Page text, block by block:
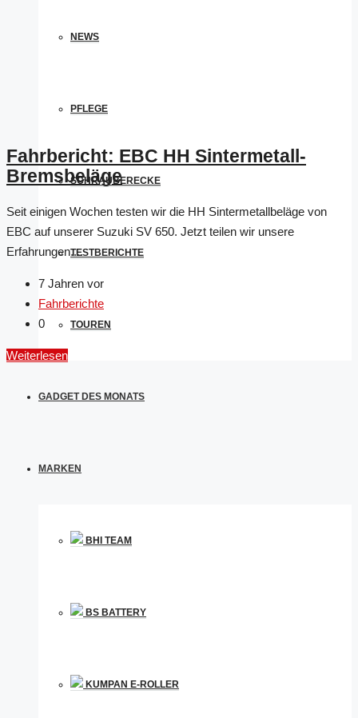
NEWS
PFLEGE
SCHRAUBERECKE
TESTBERICHTE
TOUREN
GADGET DES MONATS
MARKEN
BHI TEAM
BS BATTERY
KUMPAN E-ROLLER
Fahrbericht: EBC HH Sintermetall-
Bremsbeläge
Seit einigen Wochen testen wir die HH Sintermetallbeläge von
EBC auf unserer Suzuki SV 650. Jetzt teilen wir unsere
Erfahrungen....
7 Jahren vor
Fahrberichte
0
Weiterlesen